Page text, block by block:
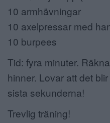
10 armhävningar
10 axelpressar med
10 burpees
Tid: fyra minuter.
hinner. Lovar att det
sista sekunderna!
Trevlig träning!